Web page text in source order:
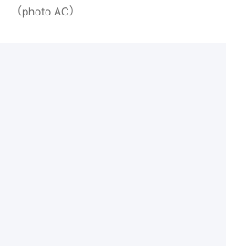
（photo AC）